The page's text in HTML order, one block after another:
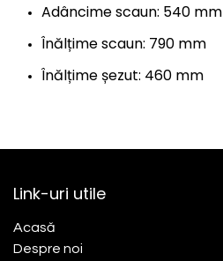
Adâncime scaun: 540 mm
Înălțime scaun: 790 mm
Înălțime șezut: 460 mm
Link-uri utile
Acasă​
Despre noi